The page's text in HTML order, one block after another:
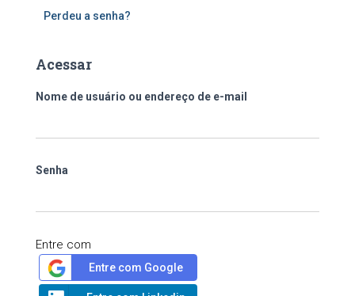
Perdeu a senha?
Acessar
Nome de usuário ou endereço de e-mail
Senha
Entre com
Entre com Google